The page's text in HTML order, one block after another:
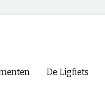
De Ligfiets